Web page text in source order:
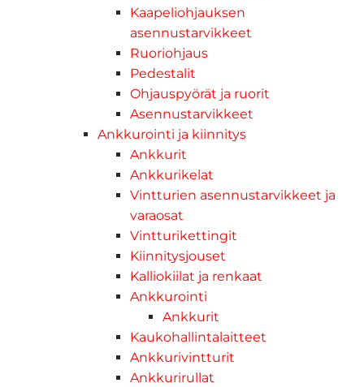
Kaapeliohjauksen
asennustarvikkeet
Ruoriohjaus
Pedestalit
Ohjauspyörät ja ruorit
Asennustarvikkeet
Ankkurointi ja kiinnitys
Ankkurit
Ankkurikelat
Vintturien asennustarvikkeet ja
varaosat
Vintturikettingit
Kiinnitysjouset
Kalliokiilat ja renkaat
Ankkurointi
Ankkurit
Kaukohallintalaitteet
Ankkurivintturit
Ankkurirullat